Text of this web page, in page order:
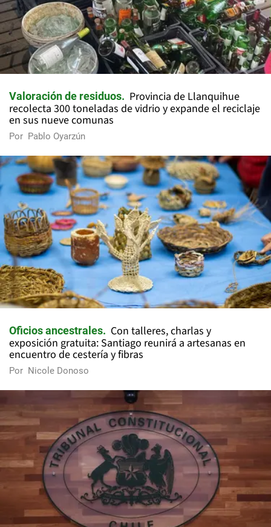
Valoración de residuos
Provincia de Llanquihue
recolecta 300 toneladas de vidrio y expande el reciclaje
en sus nueve comunas
Por Pablo Oyarzún
Oficios ancestrales
Con talleres, charlas y
exposición gratuita: Santiago reunirá a artesanas en
encuentro de cestería y fibras
Por Nicole Donoso